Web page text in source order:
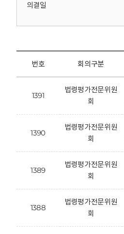
의결일
번호 회의구분
1391
법령평가전문위원
회
1390
법령평가전문위원
회
1389
법령평가전문위원
회
1388
법령평가전문위원
회